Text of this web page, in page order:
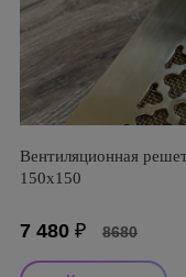
Вентиляционная
150х150
7 480 ₽ 8680